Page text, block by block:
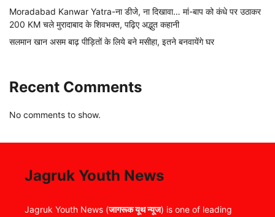
Moradabad Kanwar Yatra-ना डीजे, ना दिखावा… मां-बाप को कंधे पर उठाकर
200 KM चले मुरादाबाद के शिवभक्त, पढ़िए अद्भुत कहानी
सलमान खान असम बाढ़ पीड़ितों के लिये बने मसीहा, इतने बनवायेंगे घर
Recent Comments
No comments to show.
Jagruk Youth News
Jagruk Youth News (जागरूक यूथ न्यूज) is one of leading